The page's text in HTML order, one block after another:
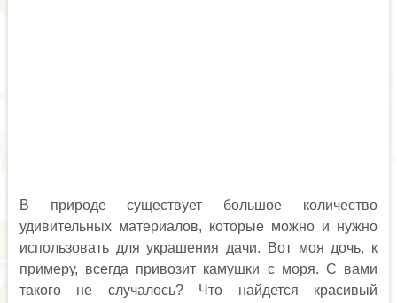
В природе существует большое количество
удивительных материалов, которые можно и нужно
использовать для украшения дачи. Вот моя дочь, к
примеру, всегда привозит камушки с моря. С вами
такого не случалось? Что найдется красивый